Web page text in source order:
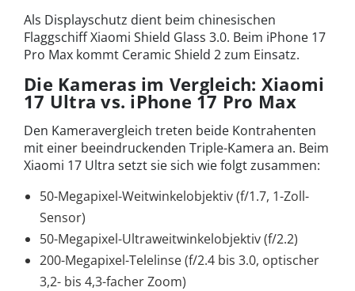
Als Displayschutz dient beim chinesischen
Flaggschiff Xiaomi Shield Glass 3.0. Beim iPhone 17
Pro Max kommt Ceramic Shield 2 zum Einsatz.
Die Kameras im Vergleich: Xiaomi
17 Ultra vs. iPhone 17 Pro Max
Den Kameravergleich treten beide Kontrahenten
mit einer beeindruckenden Triple-Kamera an. Beim
Xiaomi 17 Ultra setzt sie sich wie folgt zusammen:
50-Megapixel-Weitwinkelobjektiv (f/1.7, 1-Zoll-
Sensor)
50-Megapixel-Ultraweitwinkelobjektiv (f/2.2)
200-Megapixel-Telelinse (f/2.4 bis 3.0, optischer
3,2- bis 4,3-facher Zoom)